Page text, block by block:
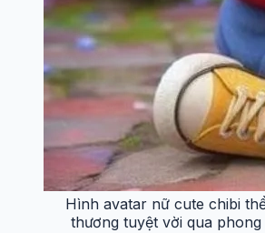
Hình avatar nữ cute chibi
thương tuyệt vời qua